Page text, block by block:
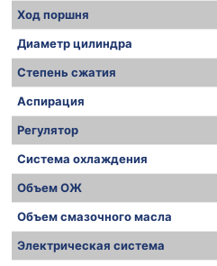
Ход поршня
Диаметр цилиндра
Степень сжатия
Аспирация
Регулятор
Система охлаждения
Объем ОЖ
Объем смазочного масла
Электрическая система